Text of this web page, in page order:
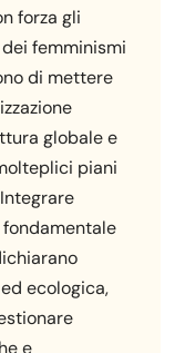
forza gli
femminismi
di mettere
globale e
piani
ecologica,
e